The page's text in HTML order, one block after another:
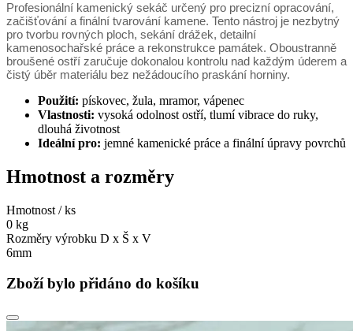
Profesionální kamenický sekáč určený pro precizní opracování,
začišťování a finální tvarování kamene. Tento nástroj je nezbytný
pro tvorbu rovných ploch, sekání drážek, detailní
kamenosochařské práce a rekonstrukce památek. Oboustranně
broušené ostří zaručuje dokonalou kontrolu nad každým úderem a
čistý úběr materiálu bez nežádoucího praskání horniny.
Použití: pískovec, žula, mramor, vápenec
Vlastnosti: vysoká odolnost ostří, tlumí vibrace do ruky,
dlouhá životnost
Ideální pro: jemné kamenické práce a finální úpravy povrchů
Hmotnost a rozměry
Hmotnost / ks
0 kg
Rozměry výrobku D x Š x V
6mm
Zboží bylo přidáno do košíku